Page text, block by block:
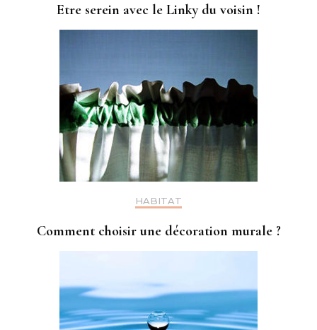
Etre serein avec le Linky du voisin !
HABITAT
Comment choisir une décoration murale ?